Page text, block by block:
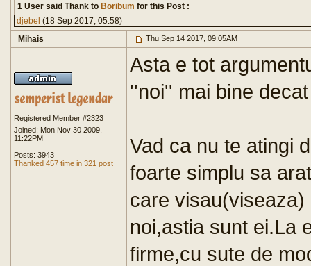
1 User said Thank to Boribum for this Post :
djebel (18 Sep 2017, 05:58)
Mihais
Thu Sep 14 2017, 09:05AM
Registered Member #2323
Joined: Mon Nov 30 2009,
11:22PM
Posts: 3943
Thanked 457 time in 321 post
Asta e tot
''noi'' mai bine
Vad ca nu te atingi
foarte simplu sa
care
noi,astia sunt ei.La
firme,cu sute de